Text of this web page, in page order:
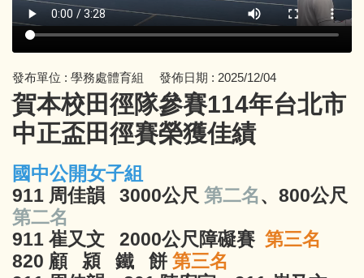
發布單位 : 學務處體育組 發佈日期 : 2025/12/04
賀本校田徑隊參賽114年台北市
中正盃田徑賽榮獲佳績
國中公開女子組
911 周佳韻 3000公尺 第二名 、800公尺
第二名
911 崔又文 2000公尺障礙賽 第三名
820 顧 潁 鐵 餅 第三名